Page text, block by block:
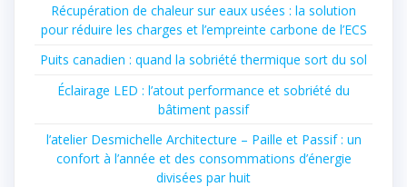
Récupération de chaleur sur eaux usées : la solution
pour réduire les charges et l’empreinte carbone de l’ECS
Puits canadien : quand la sobriété thermique sort du sol
Éclairage LED : l’atout performance et sobriété du
bâtiment passif
l’atelier Desmichelle Architecture – Paille et Passif : un
confort à l’année et des consommations d’énergie
divisées par huit